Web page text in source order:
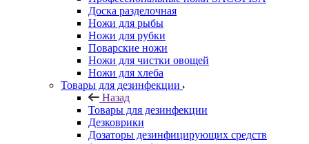
Доска разделочная
Ножи для рыбы
Ножи для рубки
Поварские ножи
Ножи для чистки овощей
Ножи для хлеба
Товары для дезинфекции
Назад
Товары для дезинфекции
Дезковрики
Дозаторы дезинфицирующих средств